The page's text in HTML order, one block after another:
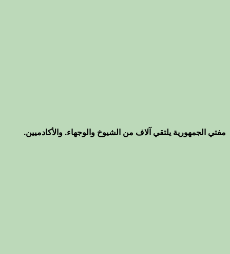
مفتي الجمهورية يلتقي آلاف من الشيوخ والوجهاء. والأكادميين.